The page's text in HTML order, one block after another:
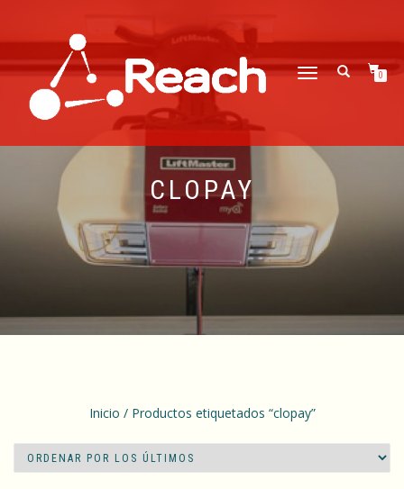
CAMBIAR
0
CLOPAY
Inicio / Productos etiquetados “clopay”